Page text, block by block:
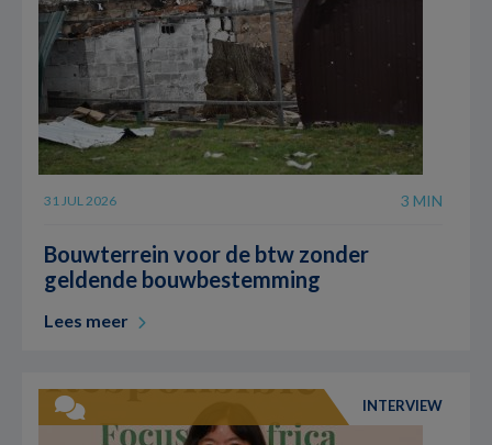
31 JUL 2026 3 MIN
Bouwterrein voor de btw zonder
geldende bouwbestemming
Lees meer
INTERVIEW